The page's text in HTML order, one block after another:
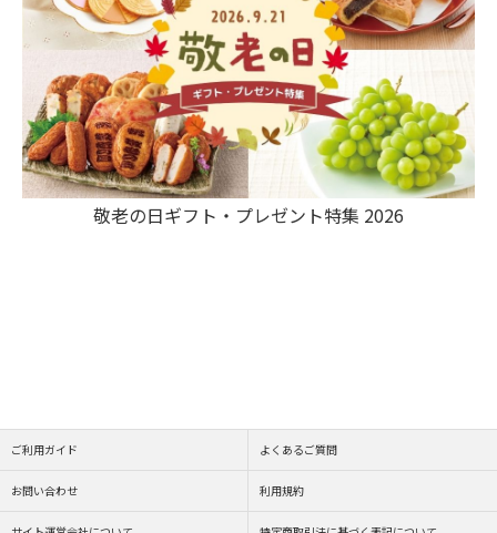
敬老の日ギフト・プレゼント特集 2026
ご利用ガイド よくあるご質問
お問い合わせ 利用規約